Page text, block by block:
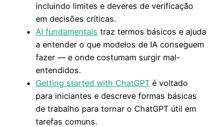
incluindo limites e deveres de verificação
em decisões críticas.
AI fundamentals traz termos básicos e ajuda
a entender o que modelos de IA conseguem
fazer — e onde costumam surgir mal-
entendidos.
Getting started with ChatGPT é voltado
para iniciantes e descreve formas básicas
de trabalho para tornar o ChatGPT útil em
tarefas comuns.